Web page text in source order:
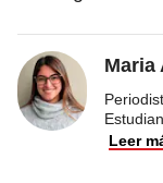
Maria
Leer